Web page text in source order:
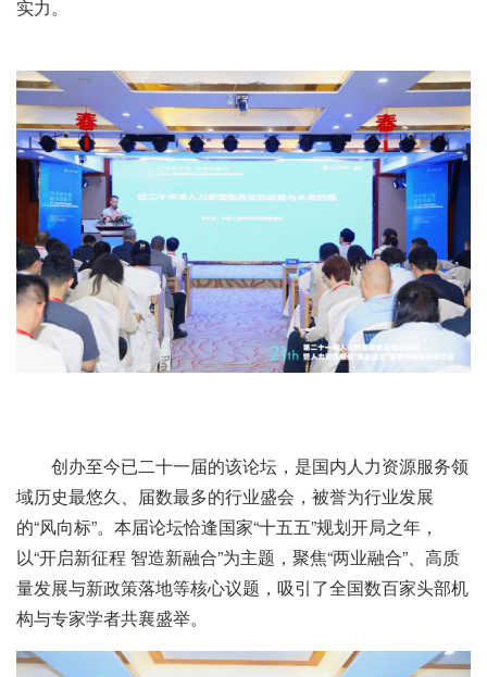
实力。
创办至今已二十一届的该论坛，是国内人力资源服务领
域历史最悠久、届数最多的行业盛会，被誉为行业发展
的“风向标”。本届论坛恰逢国家“十五五”规划开局之年，
以“开启新征程 智造新融合”为主题，聚焦“两业融合”、高质
量发展与新政策落地等核心议题，吸引了全国数百家头部机
构与专家学者共襄盛举。